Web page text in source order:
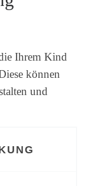
Ihrem Kind
können
und